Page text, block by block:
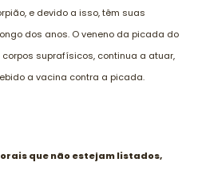
e devido a isso, têm suas
dos anos. O veneno da picada do
suprafísicos, continua a atuar,
a vacina contra a picada.
que não estejam listados,